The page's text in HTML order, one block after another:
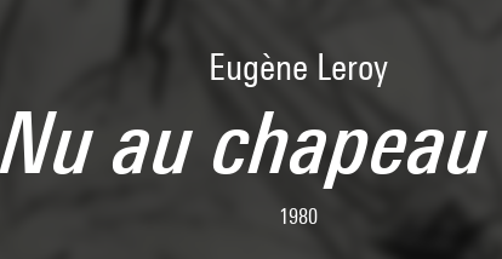
Eugène Leroy
Nu au
1980